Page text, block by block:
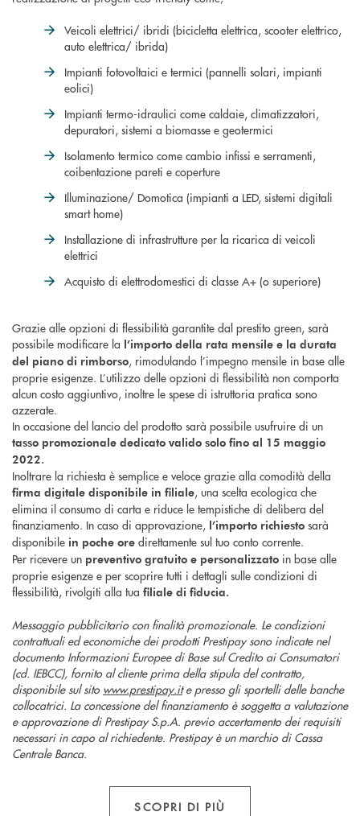
Veicoli elettrici/ ibridi (bicicletta elettrica, scooter elettrico,
auto elettrica/ ibrida)
Impianti fotovoltaici e termici (pannelli solari, impianti
eolici)
Impianti termo-idraulici come caldaie, climatizzatori,
depuratori, sistemi a biomasse e geotermici
Isolamento termico come cambio infissi e serramenti,
coibentazione pareti e coperture
Illuminazione/ Domotica (impianti a LED, sistemi digitali
smart home)
Installazione di infrastrutture per la ricarica di veicoli
elettrici
Acquisto di elettrodomestici di classe A+ (o superiore)
Grazie alle opzioni di flessibilità garantite dal prestito green, sarà
possibile modificare la l’importo della rata mensile e la durata
del piano di rimborso, rimodulando l’impegno mensile in base alle
proprie esigenze. L’utilizzo delle opzioni di flessibilità non comporta
alcun costo aggiuntivo, inoltre le spese di istruttoria pratica sono
azzerate.
In occasione del lancio del prodotto sarà possibile usufruire di un
tasso promozionale dedicato valido solo fino al 15 maggio
2022.
Inoltrare la richiesta è semplice e veloce grazie alla comodità della
firma digitale disponibile in filiale, una scelta ecologica che
elimina il consumo di carta e riduce le tempistiche di delibera del
finanziamento. In caso di approvazione, l’importo richiesto sarà
disponibile in poche ore direttamente sul tuo conto corrente.
Per ricevere un preventivo gratuito e personalizzato in base alle
proprie esigenze e per scoprire tutti i dettagli sulle condizioni di
flessibilità, rivolgiti alla tua filiale di fiducia.
Messaggio pubblicitario con finalità promozionale. Le condizioni
contrattuali ed economiche dei prodotti Prestipay sono indicate nel
documento Informazioni Europee di Base sul Credito ai Consumatori
(cd. IEBCC), fornito al cliente prima della stipula del contratto,
disponibile sul sito www.prestipay.ite presso gli sportelli delle banche
collocatrici. La concessione del finanziamento è soggetta a valutazione
e approvazione di Prestipay S.p.A. previo accertamento dei requisiti
necessari in capo al richiedente. Prestipay è un marchio di Cassa
Centrale Banca.
SCOPRI DI PIÙ